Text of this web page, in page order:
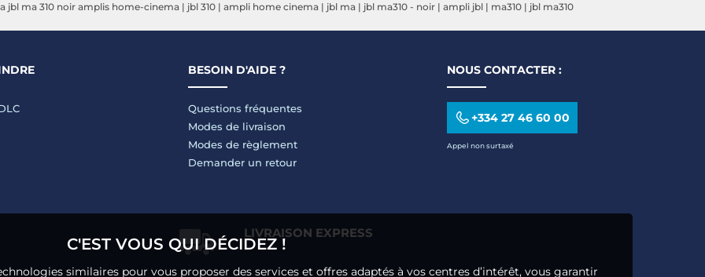
jbl ma 310 noir amplis home-cinema | jbl 310 | ampli home cinema | jbl ma | jbl ma310 - noir | ampli jbl | ma310 | jbl ma310
BESOIN D'AIDE ?
Questions fréquentes
Modes de livraison
Modes de règlement
Demander un retour
NOUS CONTACTER :
+334 27 46 60 00
Appel non surtaxé
LIVRAISON EXPRESS
C'EST VOUS QUI DÉCIDEZ !
similaires pour vous proposer des services et offres adaptés à vos centres d’intérêt, vous garantir